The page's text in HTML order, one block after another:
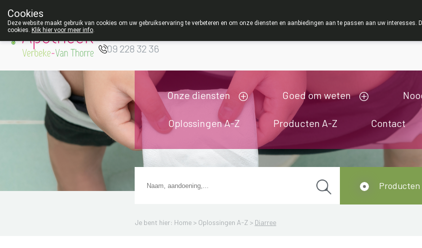
Apotheek Verbeke
- Van Thorre
09 228 32 36
Onze diensten Goed om weten
Oplossingen A-Z Producten A-Z Contact
Je bent hier: Home > Oplossingen A-Z > Diarree
Producten
Cookies
Deze website maakt gebruik van cookies om uw gebruikservaring te verbeteren en om onze diensten en aanbiedingen aan te passen aan uw interesses.
cookies. Klik hier voor meer info.